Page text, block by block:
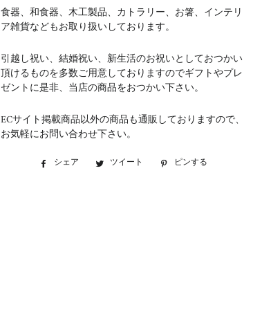
食器、和食器、木工製品、カトラリー、お箸、インテリ
ア雑貨などもお取り扱いしております。
引越し祝い、結婚祝い、新生活のお祝いとしておつかい
頂けるものを多数ご用意しておりますのでギフトやプレ
ゼントに是非、当店の商品をおつかい下さい。
ECサイト掲載商品以外の商品も通販しておりますので、
お気軽にお問い合わせ下さい。
シェア
Facebookツイート
Twitter ピンする